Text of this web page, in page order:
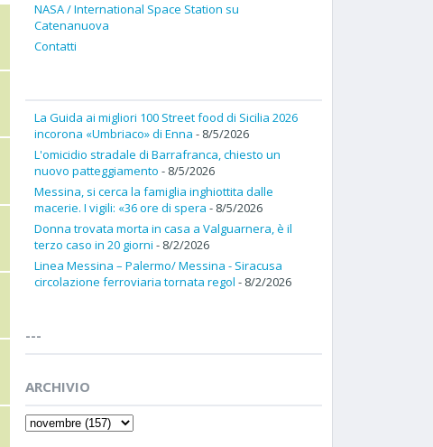
NASA / International Space Station su
Catenanuova
Contatti
La Guida ai migliori 100 Street food di Sicilia 2026
incorona «Umbriaco» di Enna - 8/5/2026
L'omicidio stradale di Barrafranca, chiesto un
nuovo patteggiamento - 8/5/2026
Messina, si cerca la famiglia inghiottita dalle
macerie. I vigili: «36 ore di spera - 8/5/2026
Donna trovata morta in casa a Valguarnera, è il
terzo caso in 20 giorni - 8/2/2026
Linea Messina – Palermo/ Messina - Siracusa
circolazione ferroviaria tornata regol - 8/2/2026
---
ARCHIVIO